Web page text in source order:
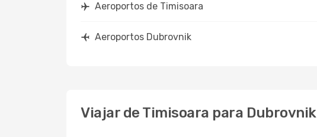
Aeroportos de Timisoara
Aeroportos Dubrovnik
Viajar de Timisoara para Dubrovnik